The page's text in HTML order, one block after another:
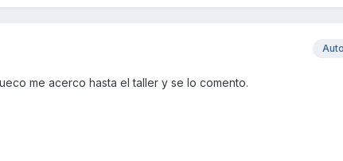
me acerco hasta el taller y se lo comento.